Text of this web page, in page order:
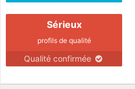
Sérieux
profils de qualité
Qualité confirmée